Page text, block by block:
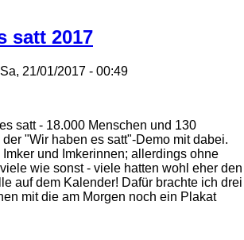
satt 2017
Sa, 21/01/2017 - 00:49
satt - 18.000 Menschen und 130
"Wir haben es satt"-Demo mit dabei.
und Imkerinnen; allerdings ohne
wie sonst - viele hatten wohl eher den
auf dem Kalender! Dafür brachte ich drei
mit die am Morgen noch ein Plakat